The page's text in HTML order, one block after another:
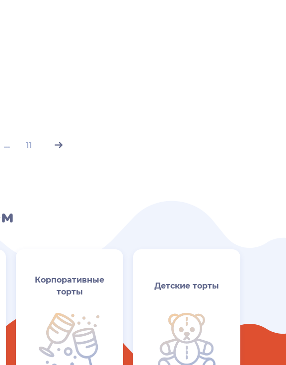
... 11
Корпоративные
торты
Детские торты